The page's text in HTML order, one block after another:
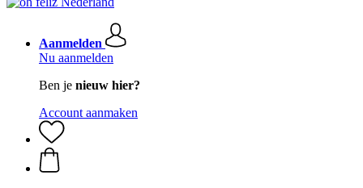
Aanmelden
Nu aanmelden
Ben je nieuw hier?
Account aanmaken